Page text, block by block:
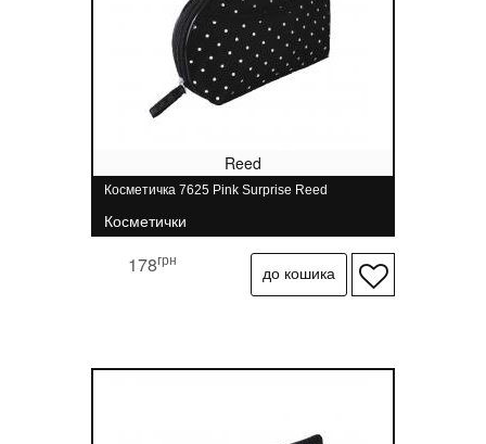
Reed
Косметичка 7625 Pink Surprise Reed
Косметички
178грн